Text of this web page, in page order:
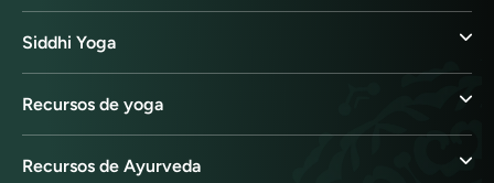
Siddhi Yoga
Recursos de yoga
Recursos de Ayurveda